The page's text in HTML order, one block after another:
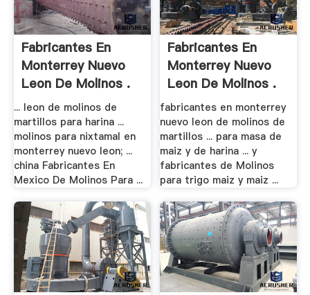
Fabricantes En
Monterrey Nuevo
Leon De Molinos .
... leon de molinos de
martillos para harina ...
molinos para nixtamal en
monterrey nuevo leon; ...
china Fabricantes En
Mexico De Molinos Para ...
Fabricantes En
Monterrey Nuevo
Leon De Molinos .
fabricantes en monterrey
nuevo leon de molinos de
martillos ... para masa de
maiz y de harina ... y
fabricantes de Molinos
para trigo maiz y maiz ...